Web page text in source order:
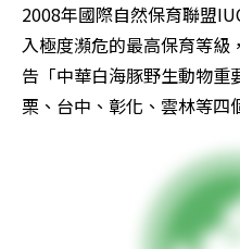
2008年國際自然保育聯盟
入極度瀕危的最高保育等級
告「中華白海豚野生動物重
栗、台中、彰化、雲林等四